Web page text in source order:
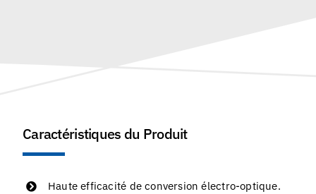
Caractéristiques du Produit
Haute efficacité de conversion électro-optique.